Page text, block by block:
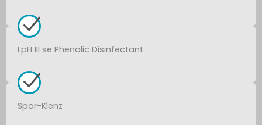
LpH III se Phenolic Disinfectant
Spor-Klenz